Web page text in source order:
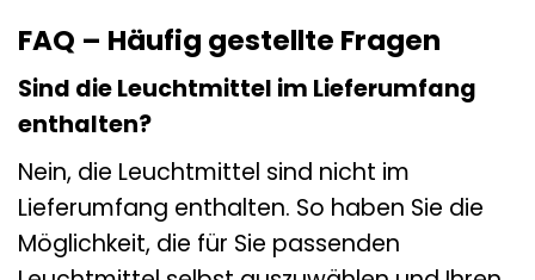
FAQ – Häufig gestellte Fragen
Sind die Leuchtmittel im Lieferumfang
enthalten?
Nein, die Leuchtmittel sind nicht im
Lieferumfang enthalten. So haben Sie die
Möglichkeit, die für Sie passenden